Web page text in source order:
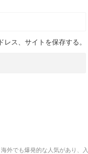
ス、サイトを保存する。
外でも爆発的な人気があり、入